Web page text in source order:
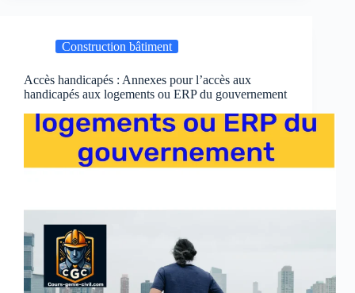
(DHMO)
Construction bâtiment
Accès handicapés : Annexes pour l’accès aux
handicapés aux logements ou ERP du gouvernement